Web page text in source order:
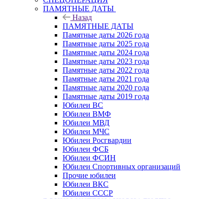
ПАМЯТНЫЕ ДАТЫ
Назад
ПАМЯТНЫЕ ДАТЫ
Памятные даты 2026 года
Памятные даты 2025 года
Памятные даты 2024 года
Памятные даты 2023 года
Памятные даты 2022 года
Памятные даты 2021 года
Памятные даты 2020 года
Памятные даты 2019 года
Юбилеи ВС
Юбилеи ВМФ
Юбилеи МВД
Юбилеи МЧС
Юбилеи Росгвардии
Юбилеи ФСБ
Юбилеи ФСИН
Юбилеи Спортивных организаций
Прочие юбилеи
Юбилеи ВКС
Юбилеи СССР